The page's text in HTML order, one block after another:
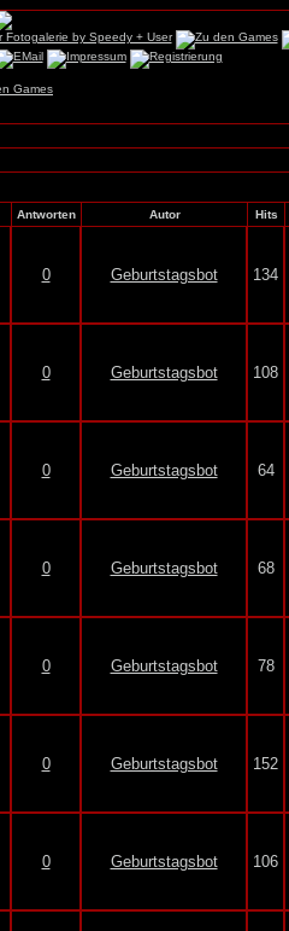
Antworten Autor Hits
0 Geburtstagsbot 134
0 Geburtstagsbot 108
0 Geburtstagsbot 64
0 Geburtstagsbot 68
0 Geburtstagsbot 78
0 Geburtstagsbot 152
0 Geburtstagsbot 106